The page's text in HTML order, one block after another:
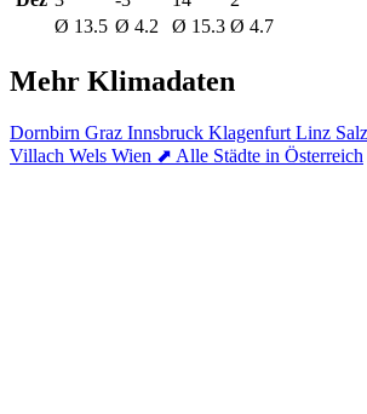
Ø 13.5 Ø 4.2 Ø 15.3 Ø 4.7
Mehr Klimadaten
Dornbirn Graz Innsbruck Klagenfurt Linz
Villach Wels Wien ⬈ Alle Städte in Österreich